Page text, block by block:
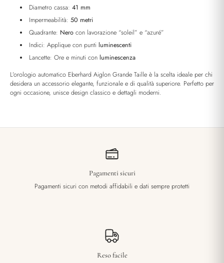
Diametro cassa: 41 mm
Impermeabilità: 50 metri
Quadrante: Nero con lavorazione “soleil” e “azuré”
Indici: Applique con punti luminescenti
Lancette: Ore e minuti con luminescenza
L’orologio automatico Eberhard Aiglon Grande Taille è la scelta ideale per chi
desidera un accessorio elegante, funzionale e di qualità superiore. Perfetto per
ogni occasione, unisce design classico e dettagli moderni.
Pagamenti sicuri
Pagamenti sicuri con metodi affidabili e dati sempre protetti
Reso facile